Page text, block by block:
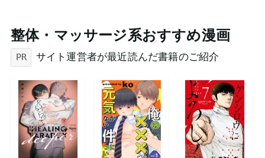
整体・マッサージ系おすすめ漫画
PR サイト運営者が最近読んだ書籍のご紹介